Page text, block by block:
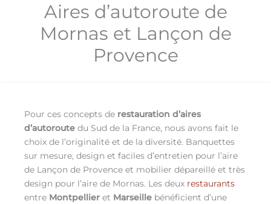
Aires d’autoroute de
Mornas et Lançon de
Provence
Pour ces concepts de restauration d’aires
d’autoroute du Sud de la France, nous avons fait le
choix de l’originalité et de la diversité. Banquettes
sur mesure, design et faciles d’entretien pour l’aire
de Lançon de Provence et mobilier dépareillé et très
design pour l’aire de Mornas. Les deux restaurants
entre Montpellier et Marseille bénéficient d’une